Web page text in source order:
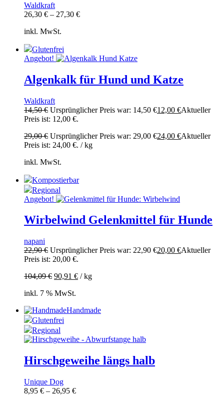
Waldkraft
26,30 € – 27,30 €
inkl. MwSt.
Glutenfrei
Angebot!
Algenkalk für Hund und Katze
Waldkraft
14,50€ Ursprünglicher Preis war: 14,50 €12,00 €Aktueller
Preis ist: 12,00 €.
29,00€ Ursprünglicher Preis war: 29,00 €24,00 €Aktueller
Preis ist: 24,00 €. /kg
inkl. MwSt.
Kompostierbar
Regional
Angebot!
Wirbelwind Gelenkmittel für Hunde
napani
22,90€ Ursprünglicher Preis war: 22,90 €20,00 €Aktueller
Preis ist: 20,00 €.
104,09€ 90,91 € /kg
inkl. 7 % MwSt.
Handmade
Glutenfrei
Regional
Hirschgeweihe längs halb
Unique Dog
8,95 € – 26,95 €